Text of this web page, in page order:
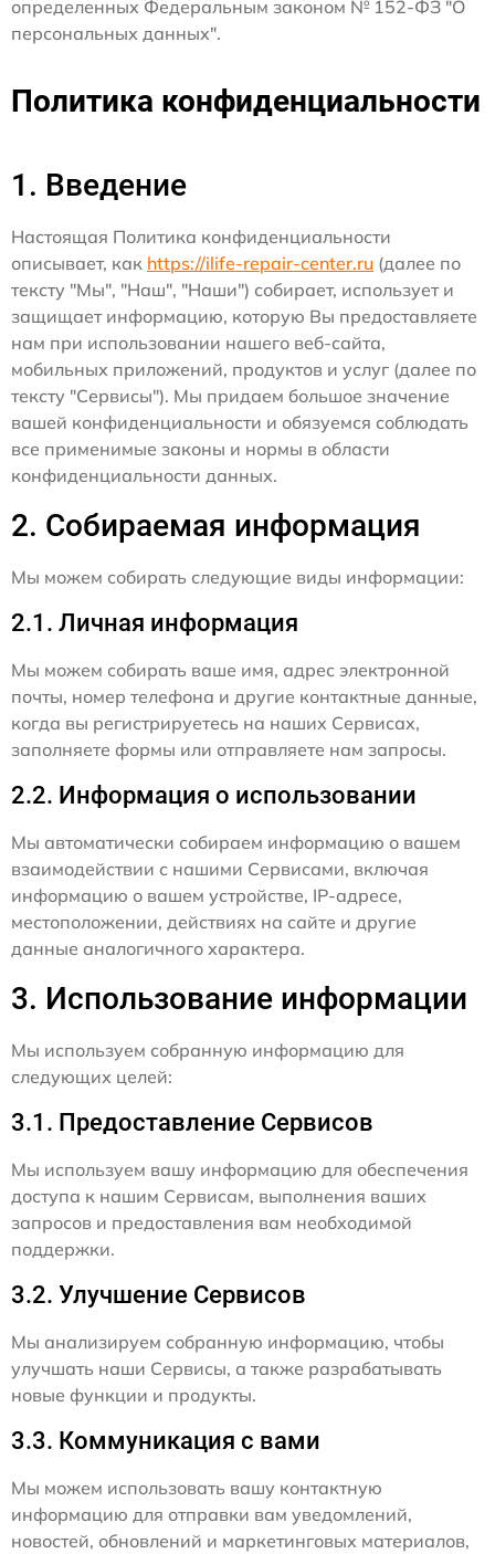
определенных Федеральным законом № 152-ФЗ "О
персональных данных".
Политика конфиденциальности
1. Введение
Настоящая Политика конфиденциальности
описывает, как https://ilife-repair-center.ru (далее по
тексту "Мы", "Наш", "Наши") собирает, использует и
защищает информацию, которую Вы предоставляете
нам при использовании нашего веб-сайта,
мобильных приложений, продуктов и услуг (далее по
тексту "Сервисы"). Мы придаем большое значение
вашей конфиденциальности и обязуемся соблюдать
все применимые законы и нормы в области
конфиденциальности данных.
2. Собираемая информация
Мы можем собирать следующие виды информации:
2.1. Личная информация
Мы можем собирать ваше имя, адрес электронной
почты, номер телефона и другие контактные данные,
когда вы регистрируетесь на наших Сервисах,
заполняете формы или отправляете нам запросы.
2.2. Информация о использовании
Мы автоматически собираем информацию о вашем
взаимодействии с нашими Сервисами, включая
информацию о вашем устройстве, IP-адресе,
местоположении, действиях на сайте и другие
данные аналогичного характера.
3. Использование информации
Мы используем собранную информацию для
следующих целей:
3.1. Предоставление Сервисов
Мы используем вашу информацию для обеспечения
доступа к нашим Сервисам, выполнения ваших
запросов и предоставления вам необходимой
поддержки.
3.2. Улучшение Сервисов
Мы анализируем собранную информацию, чтобы
улучшать наши Сервисы, а также разрабатывать
новые функции и продукты.
3.3. Коммуникация с вами
Мы можем использовать вашу контактную
информацию для отправки вам уведомлений,
новостей, обновлений и маркетинговых материалов,